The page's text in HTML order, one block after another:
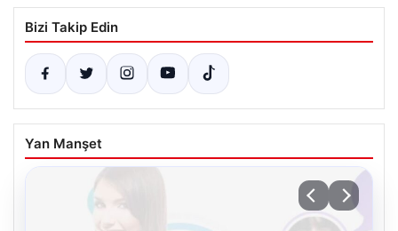
Bizi Takip Edin
Yan Manşet